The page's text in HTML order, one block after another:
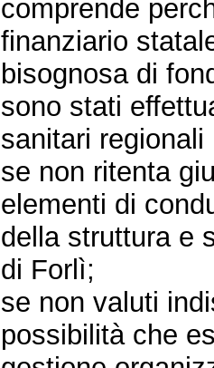
comprende
finanziario
bisognosa di
sono stati
sanitari
se non ritenta
elementi di
della struttura e
di Forlì;
se non valuti
possibilità che